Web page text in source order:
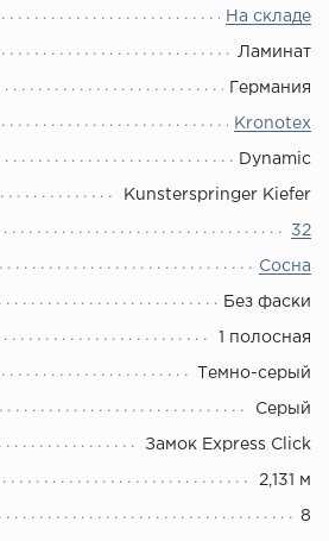
На складе
Ламинат
Германия
Kronotex
Dynamic
Kunsterspringer Kiefer
32
Сосна
Без фаски
1 полосная
Темно-серый
Серый
Замок Express Click
2,131 м
8